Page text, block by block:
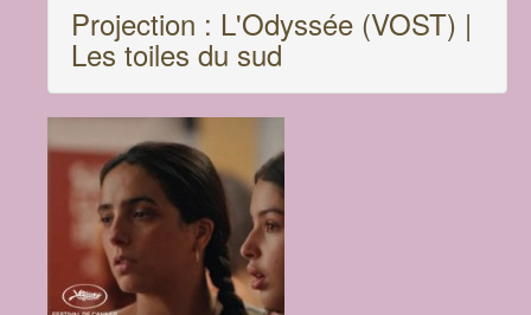
Projection : L'Odyssée (VOST) |
Les toiles du sud